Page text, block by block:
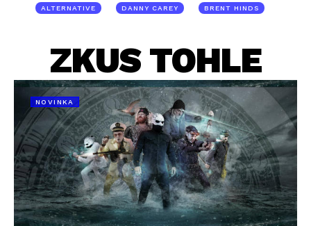
ALTERNATIVE DANNY CAREY BRENT HINDS
ZKUS TOHLE
NOVINKA